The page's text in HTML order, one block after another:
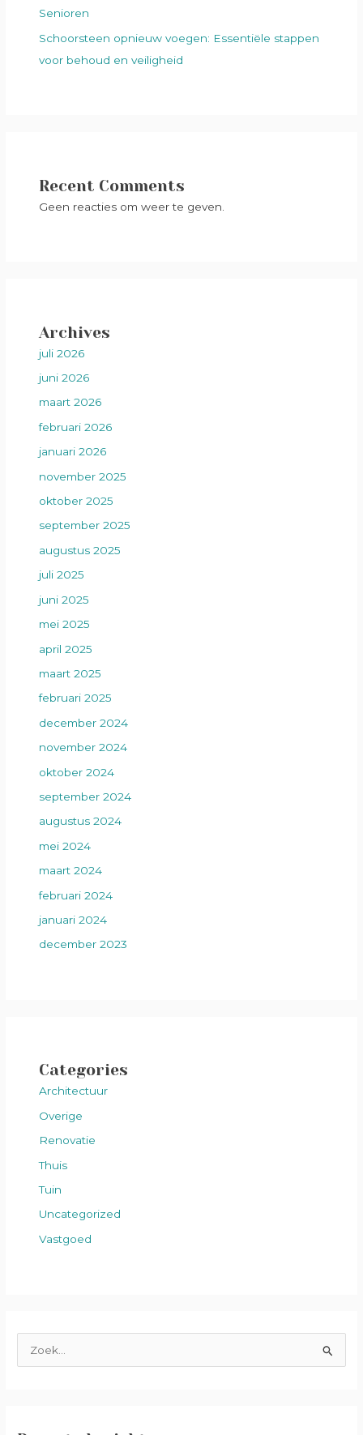
Senioren
Schoorsteen opnieuw voegen: Essentiële stappen
voor behoud en veiligheid
Recent Comments
Geen reacties om weer te geven.
Archives
juli 2026
juni 2026
maart 2026
februari 2026
januari 2026
november 2025
oktober 2025
september 2025
augustus 2025
juli 2025
juni 2025
mei 2025
april 2025
maart 2025
februari 2025
december 2024
november 2024
oktober 2024
september 2024
augustus 2024
mei 2024
maart 2024
februari 2024
januari 2024
december 2023
Categories
Architectuur
Overige
Renovatie
Thuis
Tuin
Uncategorized
Vastgoed